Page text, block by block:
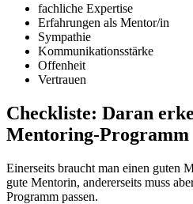
fachliche Expertise
Erfahrungen als Mentor/in
Sympathie
Kommunikationsstärke
Offenheit
Vertrauen
Checkliste: Daran
Mentoring-Programm
Einerseits braucht man einen guten
gute Mentorin, andererseits muss
Programm passen.